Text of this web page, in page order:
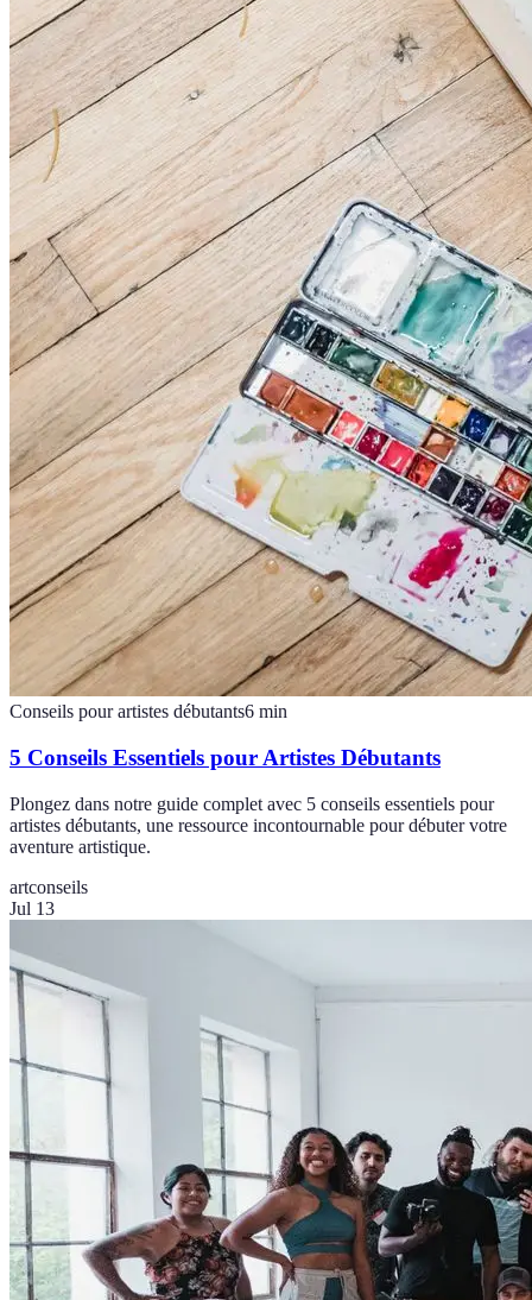
Conseils pour artistes débutants6 min
5 Conseils Essentiels pour Artistes Débutants
Plongez dans notre guide complet avec 5 conseils essentiels pour
artistes débutants, une ressource incontournable pour débuter votre
aventure artistique.
artconseils
Jul 13